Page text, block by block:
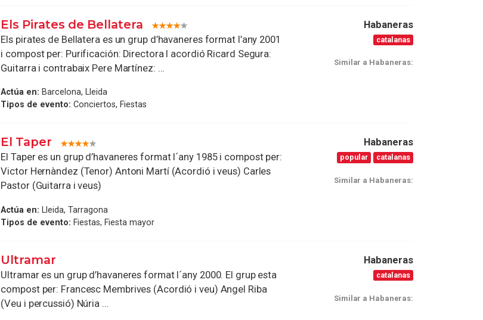
Els Pirates de Bellatera
Els pirates de Bellatera es un grup d’havaneres format l’any 2001
i compost per: Purificación: Directora I acordió Ricard Segura:
Guitarra i contrabaix Pere Martínez: ...
Actúa en: Barcelona, Lleida
Tipos de evento: Conciertos, Fiestas
Habaneras
catalanas
Similar a Habaneras:
El Taper
El Taper es un grup d’havaneres format l´any 1985 i compost per:
Victor Hernàndez (Tenor) Antoni Martí (Acordió i veus) Carles
Pastor (Guitarra i veus)
Actúa en: Lleida, Tarragona
Tipos de evento: Fiestas, Fiesta mayor
Habaneras
popular catalanas
Similar a Habaneras:
Ultramar
Ultramar es un grup d’havaneres format l´any 2000. El grup esta
compost per: Francesc Membrives (Acordió i veu) Angel Riba
(Veu i percussió) Núria ...
Habaneras
catalanas
Similar a Habaneras: